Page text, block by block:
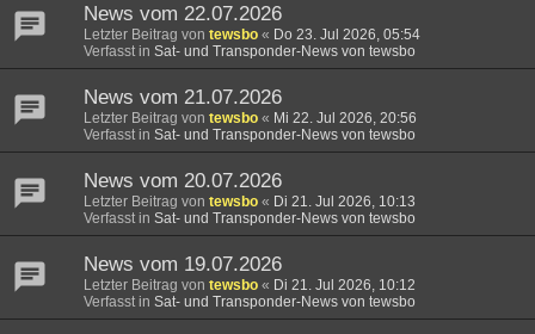
News vom 22.07.2026
Letzter Beitrag von tewsbo « Do 23. Jul 2026, 05:54
Verfasst in Sat- und Transponder-News von tewsbo
News vom 21.07.2026
Letzter Beitrag von tewsbo « Mi 22. Jul 2026, 20:56
Verfasst in Sat- und Transponder-News von tewsbo
News vom 20.07.2026
Letzter Beitrag von tewsbo « Di 21. Jul 2026, 10:13
Verfasst in Sat- und Transponder-News von tewsbo
News vom 19.07.2026
Letzter Beitrag von tewsbo « Di 21. Jul 2026, 10:12
Verfasst in Sat- und Transponder-News von tewsbo